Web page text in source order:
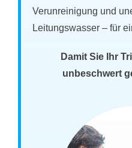
Verunreinigung und
Leitungswasser – für
Damit Sie Ihr
unbeschwert